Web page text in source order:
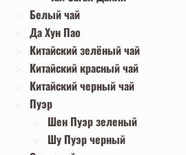
Белый чай
Да Хун Пао
Китайский зелёный чай
Китайский красный чай
Китайский черный чай
Пуэр
Шен Пуэр зеленый
Шу Пуэр черный